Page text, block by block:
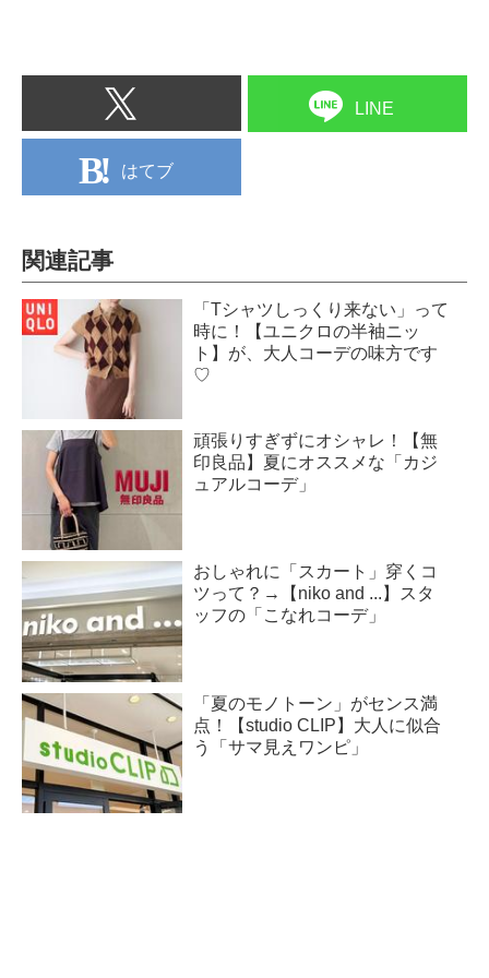
LINE
はてブ
関連記事
「Tシャツしっくり来ない」って
時に！【ユニクロの半袖ニッ
ト】が、大人コーデの味方です
♡
頑張りすぎずにオシャレ！【無
印良品】夏にオススメな「カジ
ュアルコーデ」
おしゃれに「スカート」穿くコ
ツって？→【niko and ...】スタ
ッフの「こなれコーデ」
「夏のモノトーン」がセンス満
点！【studio CLIP】大人に似合
う「サマ見えワンピ」